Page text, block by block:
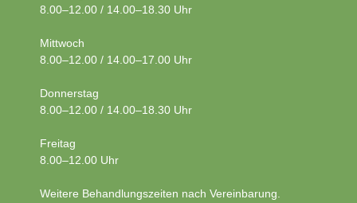
8.00–12.00 / 14.00–18.30 Uhr
Mittwoch
8.00–12.00 / 14.00–17.00 Uhr
Donnerstag
8.00–12.00 / 14.00–18.30 Uhr
Freitag
8.00–12.00 Uhr
Weitere Behandlungszeiten nach Vereinbarung.